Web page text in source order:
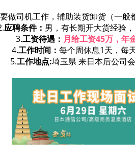
做司机工作，辅助装货卸货（一般
应聘条件： 男，有长期开大货经验
3.工资待遇： 月给工资45万，年
4.工作时间： 每个周休息1天，每
5.工作地点:埼玉県来日本后公司